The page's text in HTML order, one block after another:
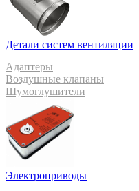
Детали систем вентиляции
Адаптеры
Воздушные клапаны
Шумоглушители
Электроприводы